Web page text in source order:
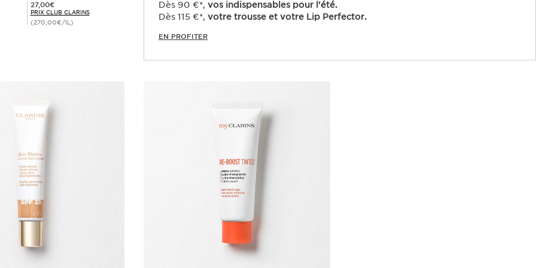
Prix Club Clarins 27,00€
27,00€
PRIX CLUB CLARINS
(270,00€/1L)
Dès 90 €*, vos indispensables pour l'été.
Dès 115 €*, votre trousse et votre Lip Perfector.
EN PROFITER